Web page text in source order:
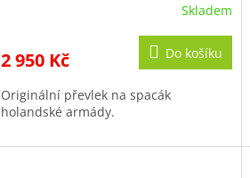
Skladem
2 950 Kč Do košíku
Originální převlek na spacák
holandské armády.